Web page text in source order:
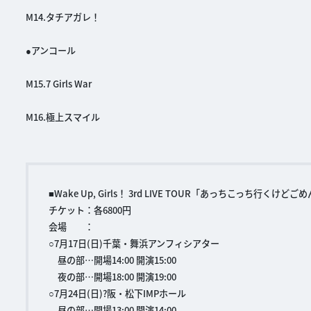
M14.タチアガレ！
●アンコール
M15.7 Girls War
M16.極上スマイル
■Wake Up, Girls！ 3rd LIVE TOUR「あっちこっち行くけどごめ
チケット：各6800円
会場 ：
○7月17日(日)千葉・舞浜アンフィシアター
昼の部…開場14:00 開演15:00
夜の部…開場18:00 開演19:00
○7月24日(日)?阪・松下IMPホール